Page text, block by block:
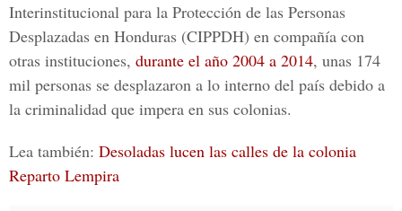
Interinstitucional para la Protección de las Personas
Desplazadas en Honduras (CIPPDH) en compañía con
otras instituciones, durante el año 2004 a 2014, unas 174
mil personas se desplazaron a lo interno del país debido a
la criminalidad que impera en sus colonias.
Lea también: Desoladas lucen las calles de la colonia
Reparto Lempira